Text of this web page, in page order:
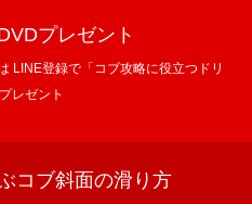
プレゼント
LINE登録で「コブ攻略に役立つドリ
レゼント
コブ斜面の滑り方